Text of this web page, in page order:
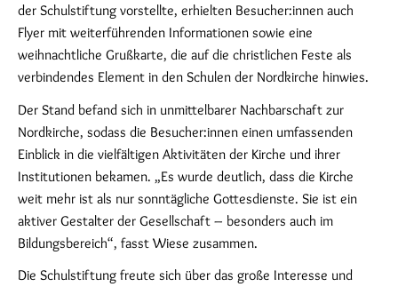
der Schulstiftung vorstellte, erhielten Besucher:innen auch
Flyer mit weiterführenden Informationen sowie eine
weihnachtliche Grußkarte, die auf die christlichen Feste als
verbindendes Element in den Schulen der Nordkirche hinwies.
Der Stand befand sich in unmittelbarer Nachbarschaft zur
Nordkirche, sodass die Besucher:innen einen umfassenden
Einblick in die vielfältigen Aktivitäten der Kirche und ihrer
Institutionen bekamen. „Es wurde deutlich, dass die Kirche
weit mehr ist als nur sonntägliche Gottesdienste. Sie ist ein
aktiver Gestalter der Gesellschaft – besonders auch im
Bildungsbereich“, fasst Wiese zusammen.
Die Schulstiftung freute sich über das große Interesse und